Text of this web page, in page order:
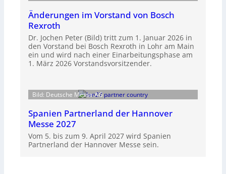
Änderungen im Vorstand von Bosch
Rexroth
Dr. Jochen Peter (Bild) tritt zum 1. Januar 2026 in
den Vorstand bei Bosch Rexroth in Lohr am Main
ein und wird nach einer Einarbeitungsphase am
1. März 2026 Vorstandsvorsitzender.
Bild: Deutsche Messe AG
Spanien Partnerland der Hannover
Messe 2027
Vom 5. bis zum 9. April 2027 wird Spanien
Partnerland der Hannover Messe sein.